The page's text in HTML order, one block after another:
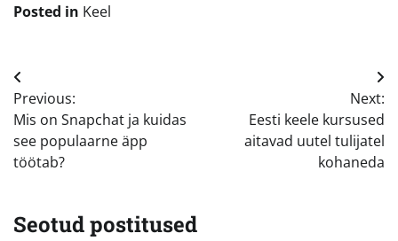
Posted in Keel
Navigeerimine
Previous:
Mis on Snapchat ja kuidas
see populaarne äpp
töötab?
Next:
Eesti keele kursused
aitavad uutel tulijatel
kohaneda
Seotud postitused